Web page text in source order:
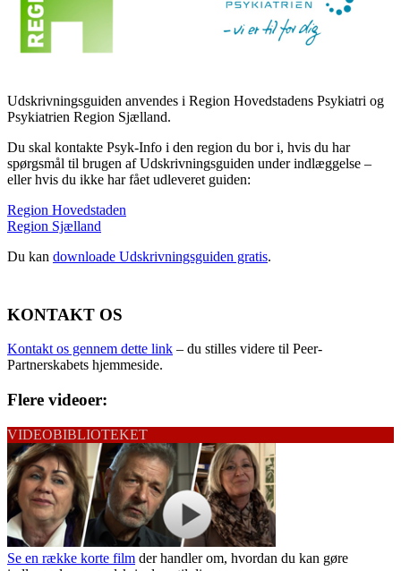
Udskrivningsguiden anvendes i Region Hovedstadens Psykiatri og
Psykiatrien Region Sjælland.
Du skal kontakte Psyk-Info i den region du bor i, hvis du har
spørgsmål til brugen af Udskrivningsguiden under indlæggelse –
eller hvis du ikke har fået udleveret guiden:
Region Hovedstaden
Region Sjælland
Du kan downloade Udskrivningsguiden gratis.
KONTAKT OS
Kontakt os gennem dette link – du stilles videre til Peer-
Partnerskabets hjemmeside.
Flere videoer:
VIDEOBIBLIOTEKET
Se en række korte film der handler om, hvordan du kan gøre